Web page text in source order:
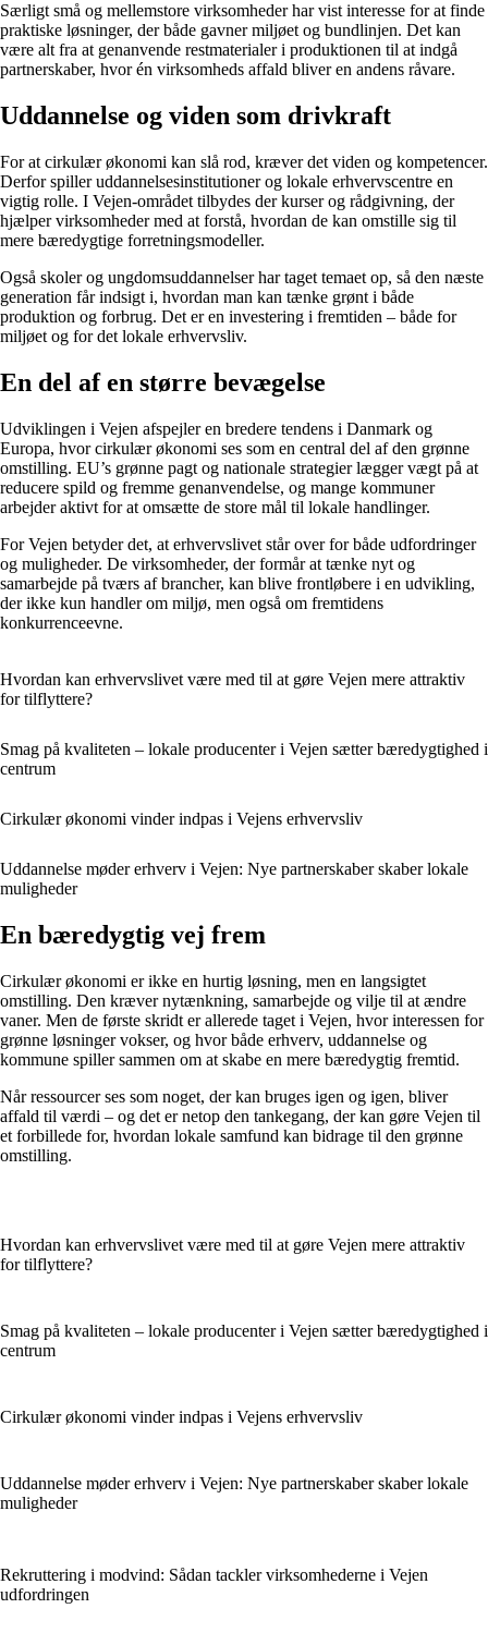
Særligt små og mellemstore virksomheder har vist interesse for at finde
praktiske løsninger, der både gavner miljøet og bundlinjen. Det kan
være alt fra at genanvende restmaterialer i produktionen til at indgå
partnerskaber, hvor én virksomheds affald bliver en andens råvare.
Uddannelse og viden som drivkraft
For at cirkulær økonomi kan slå rod, kræver det viden og kompetencer.
Derfor spiller uddannelsesinstitutioner og lokale erhvervscentre en
vigtig rolle. I Vejen-området tilbydes der kurser og rådgivning, der
hjælper virksomheder med at forstå, hvordan de kan omstille sig til
mere bæredygtige forretningsmodeller.
Også skoler og ungdomsuddannelser har taget temaet op, så den næste
generation får indsigt i, hvordan man kan tænke grønt i både
produktion og forbrug. Det er en investering i fremtiden – både for
miljøet og for det lokale erhvervsliv.
En del af en større bevægelse
Udviklingen i Vejen afspejler en bredere tendens i Danmark og
Europa, hvor cirkulær økonomi ses som en central del af den grønne
omstilling. EU’s grønne pagt og nationale strategier lægger vægt på at
reducere spild og fremme genanvendelse, og mange kommuner
arbejder aktivt for at omsætte de store mål til lokale handlinger.
For Vejen betyder det, at erhvervslivet står over for både udfordringer
og muligheder. De virksomheder, der formår at tænke nyt og
samarbejde på tværs af brancher, kan blive frontløbere i en udvikling,
der ikke kun handler om miljø, men også om fremtidens
konkurrenceevne.
Hvordan kan erhvervslivet være med til at gøre Vejen mere attraktiv
for tilflyttere?
Smag på kvaliteten – lokale producenter i Vejen sætter bæredygtighed i
centrum
Cirkulær økonomi vinder indpas i Vejens erhvervsliv
Uddannelse møder erhverv i Vejen: Nye partnerskaber skaber lokale
muligheder
En bæredygtig vej frem
Cirkulær økonomi er ikke en hurtig løsning, men en langsigtet
omstilling. Den kræver nytænkning, samarbejde og vilje til at ændre
vaner. Men de første skridt er allerede taget i Vejen, hvor interessen for
grønne løsninger vokser, og hvor både erhverv, uddannelse og
kommune spiller sammen om at skabe en mere bæredygtig fremtid.
Når ressourcer ses som noget, der kan bruges igen og igen, bliver
affald til værdi – og det er netop den tankegang, der kan gøre Vejen til
et forbillede for, hvordan lokale samfund kan bidrage til den grønne
omstilling.
Hvordan kan erhvervslivet være med til at gøre Vejen mere attraktiv
for tilflyttere?
Smag på kvaliteten – lokale producenter i Vejen sætter bæredygtighed i
centrum
Cirkulær økonomi vinder indpas i Vejens erhvervsliv
Uddannelse møder erhverv i Vejen: Nye partnerskaber skaber lokale
muligheder
Rekruttering i modvind: Sådan tackler virksomhederne i Vejen
udfordringen